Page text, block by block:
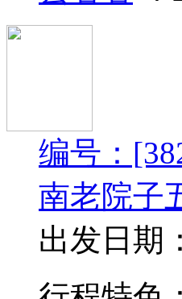
编号：
南老院子
出发日期：